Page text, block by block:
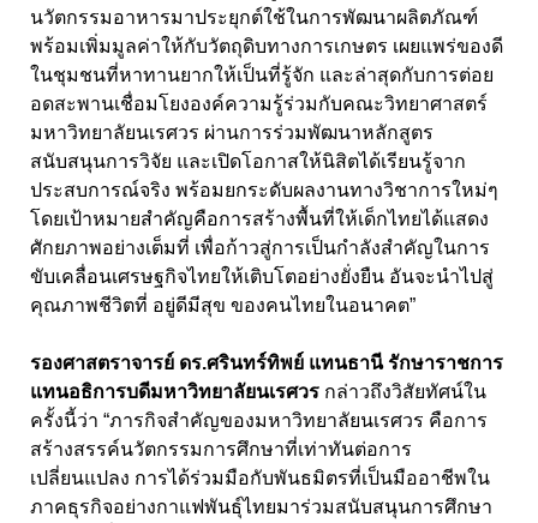
นวัตกรรมอาหารมาประยุกต์ใช้ในการพัฒนาผลิตภัณฑ์
พร้อมเพิ่มมูลค่าให้กับวัตถุดิบทางการเกษตร เผยแพร่ของดี
ในชุมชนที่หาทานยากให้เป็นที่รู้จัก และล่าสุดกับการต่อย
อดสะพานเชื่อมโยงองค์ความรู้ร่วมกับคณะวิทยาศาสตร์
มหาวิทยาลัยนเรศวร ผ่านการร่วมพัฒนาหลักสูตร
สนับสนุนการวิจัย และเปิดโอกาสให้นิสิตได้เรียนรู้จาก
ประสบการณ์จริง พร้อมยกระดับผลงานทางวิชาการใหม่ๆ
โดยเป้าหมายสำคัญคือการสร้างพื้นที่ให้เด็กไทยได้แสดง
ศักยภาพอย่างเต็มที่ เพื่อก้าวสู่การเป็นกำลังสำคัญในการ
ขับเคลื่อนเศรษฐกิจไทยให้เติบโตอย่างยั่งยืน อันจะนำไปสู่
คุณภาพชีวิตที่ อยู่ดีมีสุข ของคนไทยในอนาคต”
รองศาสตราจารย์ ดร.ศรินทร์ทิพย์ แทนธานี รักษาราชการ
แทนอธิการบดีมหาวิทยาลัยนเรศวร กล่าวถึงวิสัยทัศน์ใน
ครั้งนี้ว่า “ภารกิจสำคัญของมหาวิทยาลัยนเรศวร คือการ
สร้างสรรค์นวัตกรรมการศึกษาที่เท่าทันต่อการ
เปลี่ยนแปลง การได้ร่วมมือกับพันธมิตรที่เป็นมืออาชีพใน
ภาคธุรกิจอย่างกาแฟพันธุ์ไทยมาร่วมสนับสนุนการศึกษา